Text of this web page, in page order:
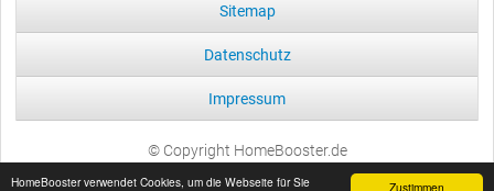
Zustimmen
HomeBooster verwendet Cookies, um die Webseite für Sie
Sitemap
Datenschutz
Impressum
© Copyright HomeBooster.de